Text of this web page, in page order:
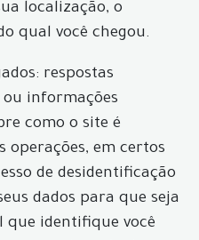
localização, o
qual você chegou.
respostas
informações
como o site é
operações, em certos
de desidentificação
dados para que seja
que identifique você